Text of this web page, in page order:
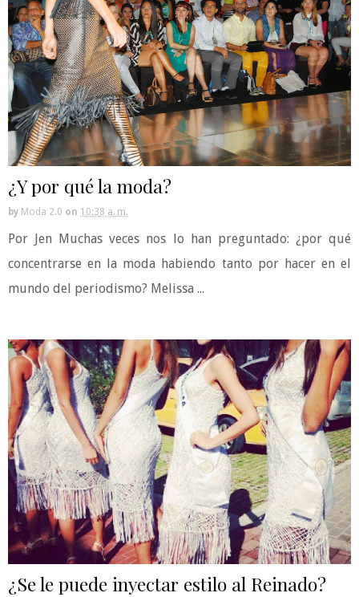
¿Y por qué la moda?
by Moda 2.0 on 10:38 a. m.
Por Jen Muchas veces nos lo han preguntado: ¿por qué
concentrarse en la moda habiendo tanto por hacer en el
mundo del periodismo? Melissa ...
¿Se le puede inyectar estilo al Reinado?